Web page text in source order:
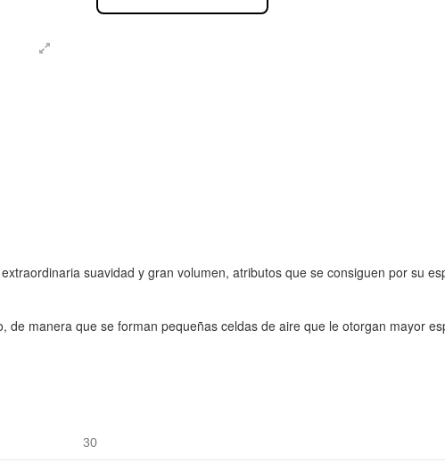
suavidad y gran volumen, atributos que se consiguen por su
manera que se forman pequeñas celdas de aire que le otorgan mayor
30